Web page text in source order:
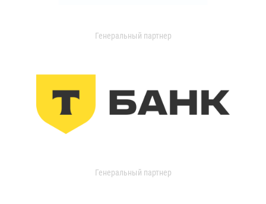
Генеральный партнер
Генеральный партнер